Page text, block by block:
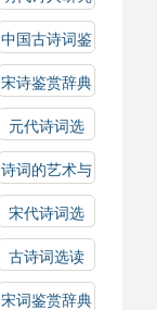
中国古诗词鉴
赏
宋诗鉴赏辞典
元代诗词选
诗词的艺术与
技巧
宋代诗词选
古诗词选读
宋词鉴赏辞典